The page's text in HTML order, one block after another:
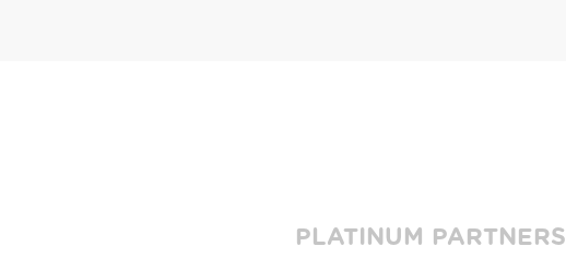
PLATINUM PARTNERS